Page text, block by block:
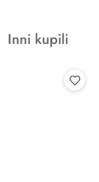
Produkty
Inni kupili